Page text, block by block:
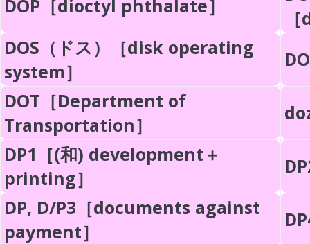
DOP［dioctyl phthalate］
DOS（ドス）［disk operating
system］
DOT［Department of
Transportation］
DP1［(和) development＋
printing］
DP, D/P3［documents against
payment］